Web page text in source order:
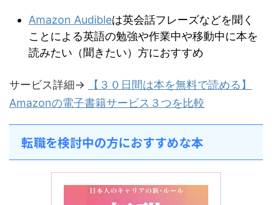
Amazon Audibleは英会話フレーズなどを聞く
ことによる英語の勉強や作業中や移動中に本を
読みたい（聞きたい）方におすすめ
サービス詳細→
【３０日間は本を無料で読める】
Amazonの電子書籍サービス３つを比較
転職を検討中の方におすすめな本